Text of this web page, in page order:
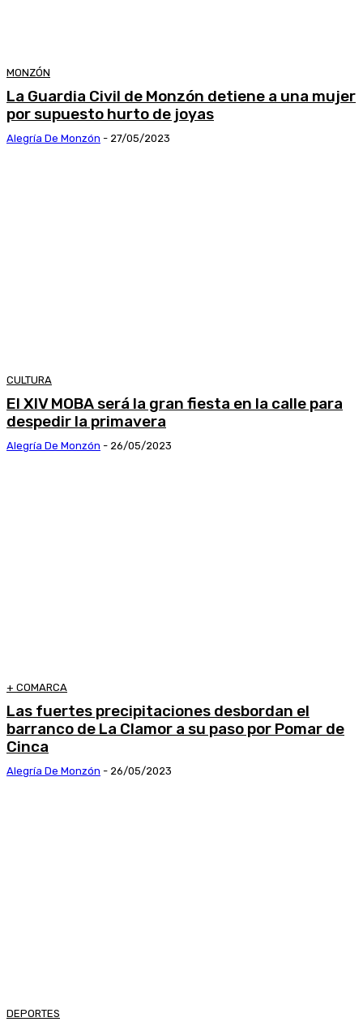
MONZÓN
La Guardia Civil de Monzón detiene a una mujer
por supuesto hurto de joyas
Alegría De Monzón - 27/05/2023
CULTURA
El XIV MOBA será la gran fiesta en la calle para
despedir la primavera
Alegría De Monzón - 26/05/2023
+ COMARCA
Las fuertes precipitaciones desbordan el
barranco de La Clamor a su paso por Pomar de
Cinca
Alegría De Monzón - 26/05/2023
DEPORTES